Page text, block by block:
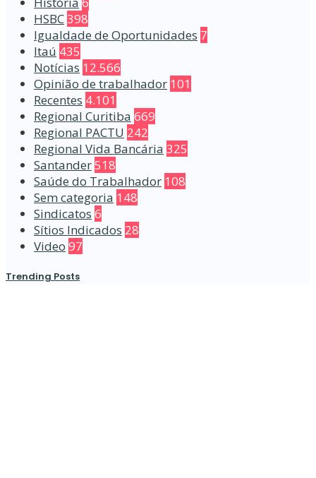
HSBC398
Igualdade de Oportunidades 7
Itaú 435
Notícias 12.566
Opinião de trabalhador 101
Recentes 4.101
Regional Curitiba 669
Regional PACTU 242
Regional Vida Bancária 325
Santander518
Saúde do Trabalhador 108
Sem categoria 148
Sindicatos 6
Sítios Indicados 28
Video 97
Trending Posts